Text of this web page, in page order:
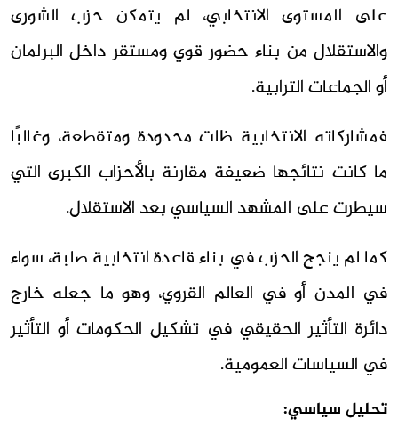
على المستوى الانتخابي، لم يتمكن حزب الشورى
والاستقلال من بناء حضور قوي ومستقر داخل البرلمان
أو الجماعات الترابية.
فمشاركاته الانتخابية ظلت محدودة ومتقطعة، وغالبًا
ما كانت نتائجها ضعيفة مقارنة بالأحزاب الكبرى التي
سيطرت على المشهد السياسي بعد الاستقلال.
كما لم ينجح الحزب في بناء قاعدة انتخابية صلبة، سواء
في المدن أو في العالم القروي، وهو ما جعله خارج
دائرة التأثير الحقيقي في تشكيل الحكومات أو التأثير
في السياسات العمومية.
تحليل سياسي: